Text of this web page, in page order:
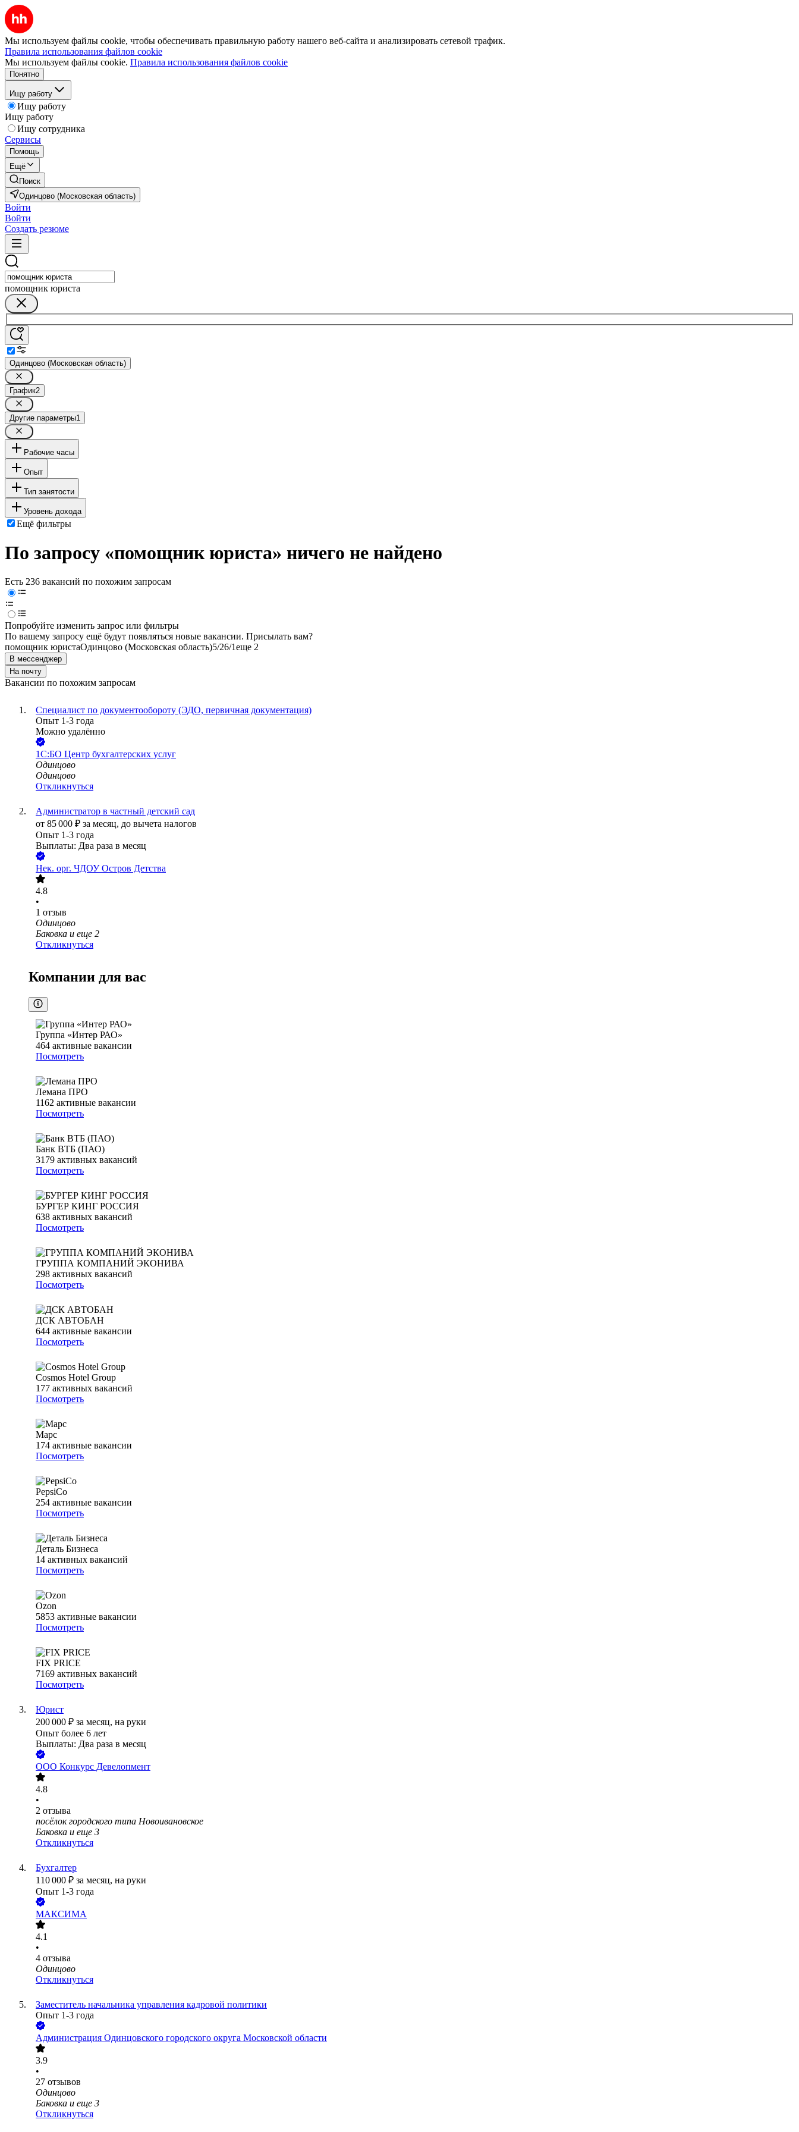
Мы используем файлы cookie, чтобы обеспечивать правильную работу нашего веб-сайта и анализировать сетевой трафик.
Правила использования файлов cookie
Мы используем файлы cookie. Правила использования файлов cookie
Понятно
Ищу работу
Ищу работу
Ищу работу
Ищу сотрудника
Сервисы
Помощь
Ещё
Поиск
Одинцово (Московская область)
Войти
Войти
Создать резюме
помощник юриста
Одинцово (Московская область)
График2
Другие параметры1
Рабочие часы
Опыт
Тип занятости
Уровень дохода
Ещё фильтры
По запросу «помощник юриста» ничего не найдено
Есть 236 вакансий по похожим запросам
Попробуйте изменить запрос или фильтры
По вашему запросу ещё будут появляться новые вакансии. Присылать вам?
помощник юристаОдинцово (Московская область)5/26/1еще 2
В мессенджер
На почту
Вакансии по похожим запросам
Специалист по документообороту (ЭДО, первичная документация)
Опыт 1-3 года
Можно удалённо
1С:БО Центр бухгалтерских услуг
Одинцово
Одинцово
Откликнуться
Администратор в частный детский сад
от 85 000 ₽ за месяц, до вычета налогов
Опыт 1-3 года
Выплаты: Два раза в месяц
Нек. орг. ЧДОУ Остров Детства
4.8
•
1 отзыв
Одинцово
Баковка и еще 2
Откликнуться
Компании для вас
Группа «Интер РАО»
464 активные вакансии
Посмотреть
Лемана ПРО
1162 активные вакансии
Посмотреть
Банк ВТБ (ПАО)
3179 активных вакансий
Посмотреть
БУРГЕР КИНГ РОССИЯ
638 активных вакансий
Посмотреть
ГРУППА КОМПАНИЙ ЭКОНИВА
298 активных вакансий
Посмотреть
ДСК АВТОБАН
644 активные вакансии
Посмотреть
Cosmos Hotel Group
177 активных вакансий
Посмотреть
Марс
174 активные вакансии
Посмотреть
PepsiCo
254 активные вакансии
Посмотреть
Деталь Бизнеса
14 активных вакансий
Посмотреть
Ozon
5853 активные вакансии
Посмотреть
FIX PRICE
7169 активных вакансий
Посмотреть
Юрист
200 000 ₽ за месяц, на руки
Опыт более 6 лет
Выплаты: Два раза в месяц
ООО Конкурс Девелопмент
4.8
•
2 отзыва
посёлок городского типа Новоивановское
Баковка и еще 3
Откликнуться
Бухгалтер
110 000 ₽ за месяц, на руки
Опыт 1-3 года
МАКСИМА
4.1
•
4 отзыва
Одинцово
Откликнуться
Заместитель начальника управления кадровой политики
Опыт 1-3 года
Администрация Одинцовского городского округа Московской области
3.9
•
27 отзывов
Одинцово
Баковка и еще 3
Откликнуться